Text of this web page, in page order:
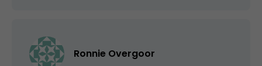
Ronnie Overgoor